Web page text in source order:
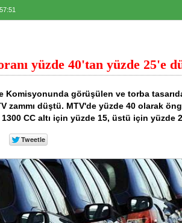
yüzde 40'tan yüzde 25'e
Komisyonunda görüşülen ve torba
zammı düştü. MTV'de yüzde 40 olarak
CC altı için yüzde 15, üstü için yüzde